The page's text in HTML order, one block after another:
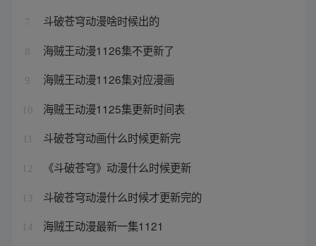
7 斗破苍穹动漫啥时候出的
8 海贼王动漫1126集不更新了
9 海贼王动漫1126集对应漫画
10 海贼王动漫1125集更新时间表
斗破苍穹动画什么时候更新完
12 《斗破苍穹》动漫什么时候更新
13 斗破苍穹动漫什么时候才更新完的
14 海贼王动漫最新一集1121